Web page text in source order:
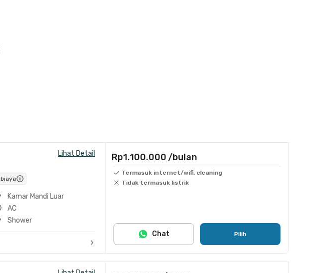
Lihat Detail
Kamar Mandi Luar
AC
Shower
Rp1.100.000 /bulan
Termasuk internet/wifi, cleaning
Tidak termasuk listrik
Pilih
Chat